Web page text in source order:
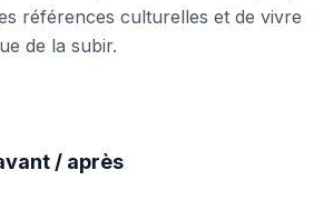
références culturelles et de vivre
de la subir.
/ après